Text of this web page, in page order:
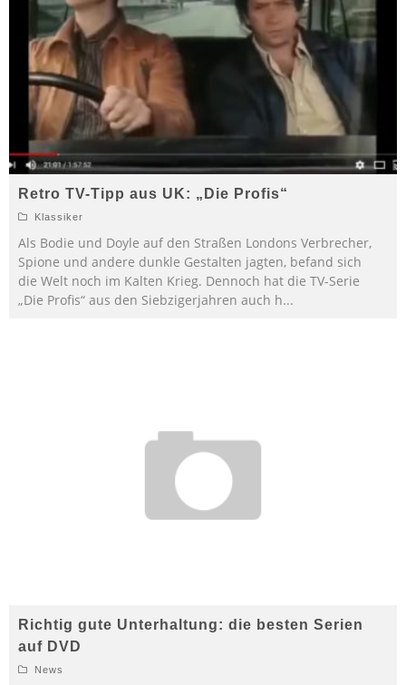
Retro TV-Tipp aus UK: „Die Profis“
Klassiker
Als Bodie und Doyle auf den Straßen Londons Verbrecher,
Spione und andere dunkle Gestalten jagten, befand sich
die Welt noch im Kalten Krieg. Dennoch hat die TV-Serie
„Die Profis“ aus den Siebzigerjahren auch h...
Richtig gute Unterhaltung: die besten Serien
auf DVD
News